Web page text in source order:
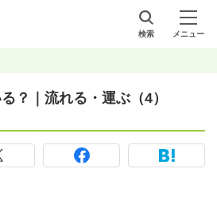
検索 メニュー
？｜流れる・運ぶ（4）